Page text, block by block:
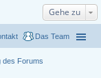
Gehe zu
Das Team
des Forums